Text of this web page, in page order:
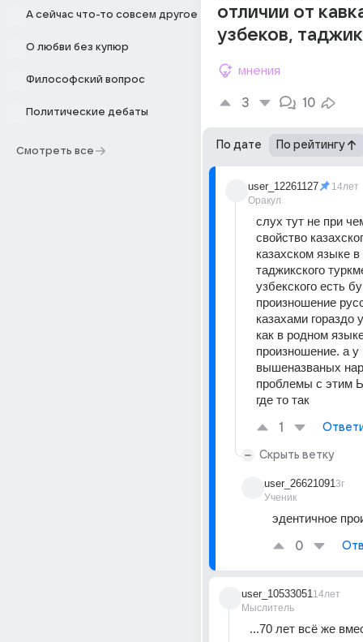
А сейчас что-то совсем другое
О любви без купюр
Философский вопрос
Политические дебаты
Смотреть все
отличии от
узбеков,
мнения
3 10
По дате По рейтингу
user_12261127
Оракул
14лет
слух тут не при
свойство
казахском языке
таджикского
узбекского есть
произношение
казахами гораздо
как в родном
произношение. а у
вышеназваных
проблемы с этим
где то так
1
Скрыть ветку
user_26621091
Ученик
3г
эдентичное
0
user_10533051
Мыслитель
14лет
...70 лет всё же